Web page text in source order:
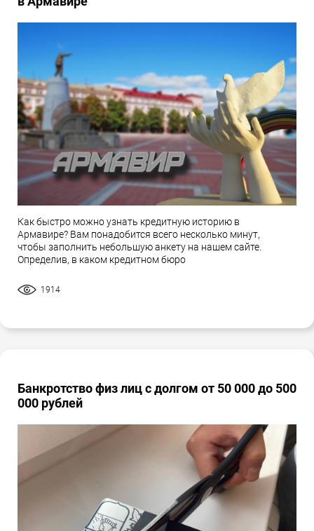
Как быстро можно узнать кредитную историю в
Армавире? Вам понадобится всего несколько минут,
чтобы заполнить небольшую анкету на нашем сайте.
Определив, в каком кредитном бюро
1914
Банкротство физ лиц с долгом от 50 000 до 500
000 рублей